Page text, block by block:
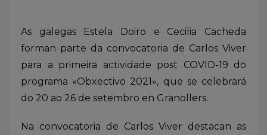
As galegas Estela Doiro e Cecilia Cacheda
forman parte da convocatoria de Carlos Viver
para a primeira actividade post COVID-19 do
programa «Obxectivo 2021», que se celebrará
do 20 ao 26 de setembro en Granollers.
Na convocatoria de Carlos Viver destacan as